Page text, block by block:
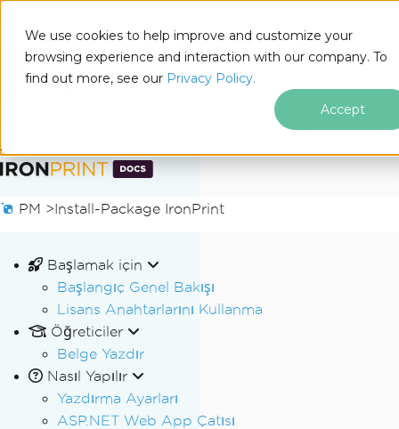
We use cookies to help improve and customize your
browsing experience and interaction with our company. To
find out more, see our Privacy Policy.
Accept
Altbilgi içeriğine atla
Docs
PM >Install-Package IronPrint
Başlamak için
Başlangıç Genel Bakışı
Lisans Anahtarlarını Kullanma
Öğreticiler
Belge Yazdır
Nasıl Yapılır
Yazdırma Ayarları
ASP.NET Web App Çatısı